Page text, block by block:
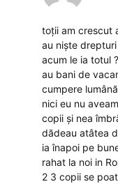
toții am crescut
au niște
acum le ia totul
au bani de
cumpere
nici eu nu
copii și nea
dădeau atâtea
ia înapoi pe
rahat la noi in
2 3 copii se